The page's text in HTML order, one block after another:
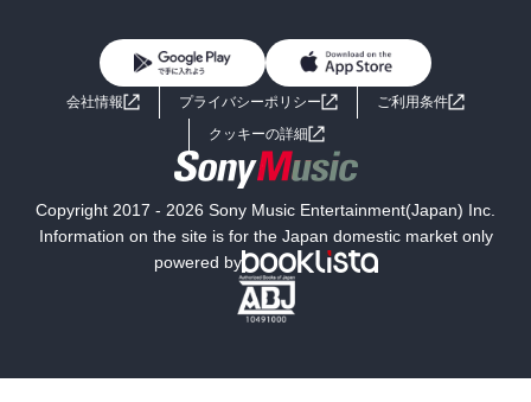
ライトノベル 男子向けラノベ
小説
海外小説
ミステリー SF
文学
よくあるご質問 お問い合わせ
会社情報 プライバシーポリシー
ご利用条件
クッキーの詳細
Copyright 2017 - 2026 Sony Music Entertainment(Japan) Inc.
Information on the site is for the Japan domestic market only
powered by